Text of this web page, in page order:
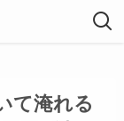
て淹れる